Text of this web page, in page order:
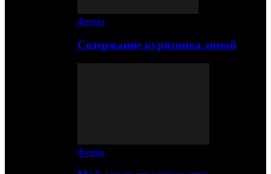
Ферма
Содержание курятника зимой
Ферма